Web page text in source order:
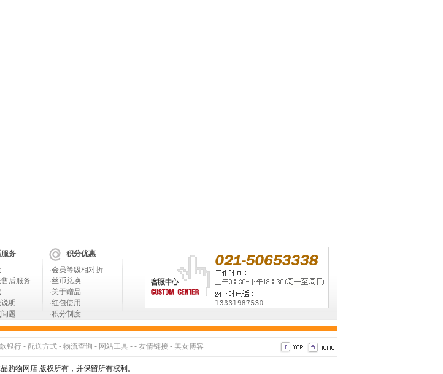
务
后服务
明
题
积分优惠
·会员等级相对折
·丝币兑换
·关于赠品
·红包使用
·积分制度
银行- 配送方式- 物流查询 - 网站工具 - - 友情链接- 美女博客
物网店 版权所有，并保留所有权利。